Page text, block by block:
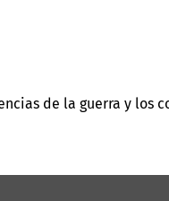
de la guerra y los